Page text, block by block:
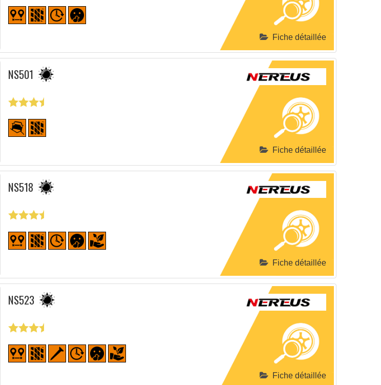
Fiche détaillée
NS501
Fiche détaillée
NS518
Fiche détaillée
NS523
Fiche détaillée